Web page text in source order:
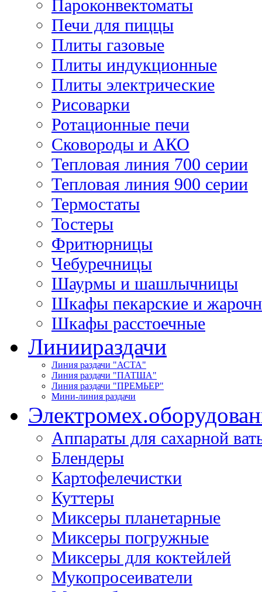
Пароконвектоматы
Печи для пиццы
Плиты газовые
Плиты индукционные
Плиты электрические
Рисоварки
Ротационные печи
Сковороды и АКО
Тепловая линия 700 серии
Тепловая линия 900 серии
Термостаты
Тостеры
Фритюрницы
Чебуречницы
Шаурмы и шашлычницы
Шкафы пекарские и
Шкафы расстоечные
Линиираздачи
Линия раздачи "АСТА"
Линия раздачи "ПАТША"
Линия раздачи "ПРЕМЬЕР"
Мини-линия раздачи
Электромех.
Аппараты для сахарной
Блендеры
Картофелечистки
Куттеры
Миксеры планетарные
Миксеры погружные
Миксеры для коктейлей
Мукопросеиватели